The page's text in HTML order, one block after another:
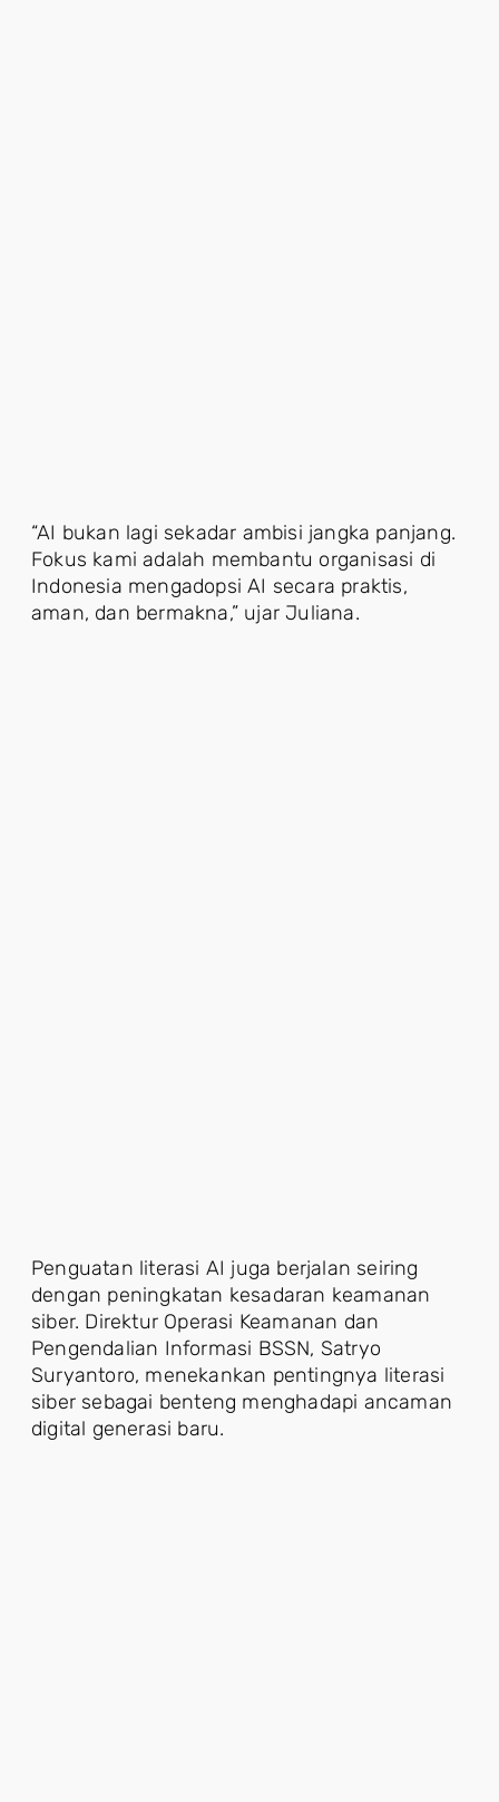
“AI bukan lagi sekadar ambisi jangka panjang.
Fokus kami adalah membantu organisasi di
Indonesia mengadopsi AI secara praktis,
aman, dan bermakna,” ujar Juliana.
Penguatan literasi AI juga berjalan seiring
dengan peningkatan kesadaran keamanan
siber. Direktur Operasi Keamanan dan
Pengendalian Informasi BSSN, Satryo
Suryantoro, menekankan pentingnya literasi
siber sebagai benteng menghadapi ancaman
digital generasi baru.